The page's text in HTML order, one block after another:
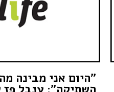
"היום אני מבינה